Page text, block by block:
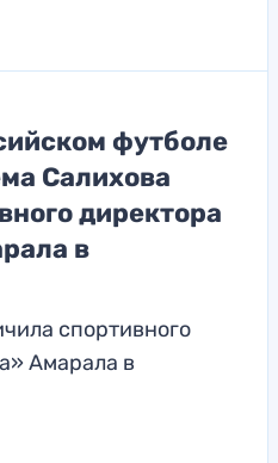
футболе
Салихова
директора
в
спортивного
Амарала в